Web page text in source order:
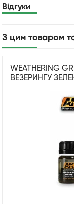
Відгуки
З цим товаром
WEATHERING
ВЕЗЕРИНГУ